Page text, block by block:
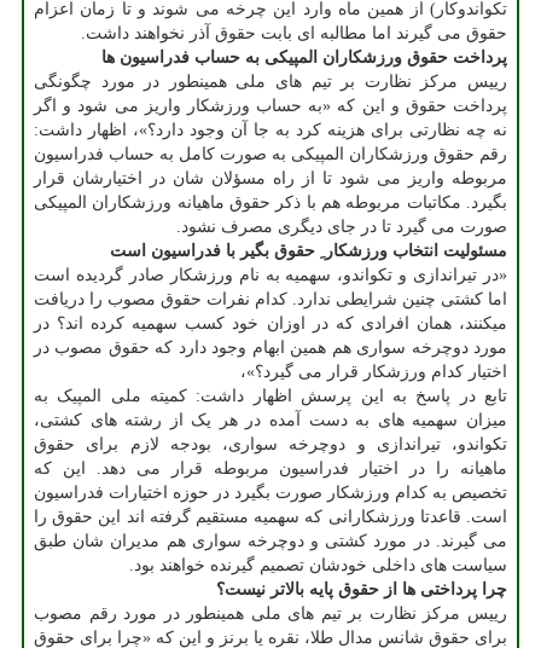
تکواندوکار) از همین ماه وارد این چرخه می شوند و تا زمان اعزام
حقوق می گیرند اما مطالبه ای بابت حقوق آذر نخواهند داشت.
پرداخت حقوق ورزشکاران المپیکی به حساب فدراسیون ها
رییس مرکز نظارت بر تیم های ملی همینطور در مورد چگونگی
پرداخت حقوق و این که «به حساب ورزشکار واریز می شود و اگر
نه چه نظارتی برای هزینه کرد به جا آن وجود دارد؟»، اظهار داشت:
رقم حقوق ورزشکاران المپیکی به صورت کامل به حساب فدراسیون
مربوطه واریز می شود تا از راه مسؤلان شان در اختیارشان قرار
بگیرد. مکاتبات مربوطه هم با ذکر حقوق ماهیانه ورزشکاران المپیکی
صورت می گیرد تا در جای دیگری مصرف نشود.
مسئولیت انتخاب ورزشکار ِ حقوق بگیر با فدراسیون است
«در تیراندازی و تکواندو، سهمیه به نام ورزشکار صادر گردیده است
اما کشتی چنین شرایطی ندارد. کدام نفرات حقوق مصوب را دریافت
میکنند، همان افرادی که در اوزان خود کسب سهمیه کرده اند؟ در
مورد دوچرخه سواری هم همین ابهام وجود دارد که حقوق مصوب در
اختیار کدام ورزشکار قرار می گیرد؟»،
تابع در پاسخ به این پرسش اظهار داشت: کمیته ملی المپیک به
میزان سهمیه های به دست آمده در هر یک از رشته های کشتی،
تکواندو، تیراندازی و دوچرخه سواری، بودجه لازم برای حقوق
ماهیانه را در اختیار فدراسیون مربوطه قرار می دهد. این که
تخصیص به کدام ورزشکار صورت بگیرد در حوزه اختیارات فدراسیون
است. قاعدتا ورزشکارانی که سهمیه مستقیم گرفته اند این حقوق را
می گیرند. در مورد کشتی و دوچرخه سواری هم مدیران شان طبق
سیاست های داخلی خودشان تصمیم گیرنده خواهند بود.
چرا پرداختی ها از حقوق پایه بالاتر نیست؟
رییس مرکز نظارت بر تیم های ملی همینطور در مورد رقم مصوب
برای حقوق شانس مدال طلا، نقره یا برنز و این که «چرا برای حقوق